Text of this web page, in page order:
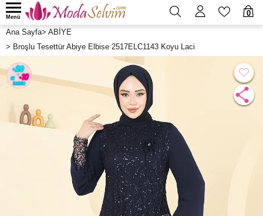
0
Menü
Ana Sayfa> ABİYE
> Broşlu Tesettür Abiye Elbise 2517ELC1143 Koyu Laci